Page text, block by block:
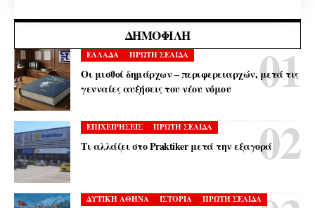
ΔΗΜΟΦΙΛΉ
ΕΛΛΑΔΑ ΠΡΩΤΗ ΣΕΛΙΔΑ
Οι μισθοί δημάρχων – περιφερειαρχών, μετά τις
γενναίες αυξήσεις του νέου νόμου
ΕΠΙΧΕΙΡΗΣΕΙΣ ΠΡΩΤΗ ΣΕΛΙΔΑ
Τι αλλάζει στο Praktiker μετά την εξαγορά
ΔΥΤΙΚΗ ΑΘΗΝΑ ΙΣΤΟΡΙΑ ΠΡΩΤΗ ΣΕΛΙΔΑ